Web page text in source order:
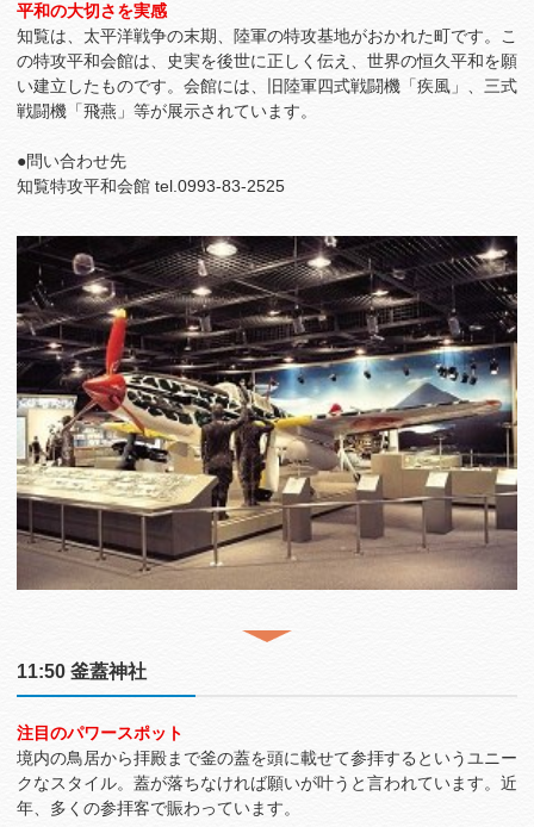
平和の大切さを実感
知覧は、太平洋戦争の末期、陸軍の特攻基地がおかれた町です。こ
の特攻平和会館は、史実を後世に正しく伝え、世界の恒久平和を願
い建立したものです。会館には、旧陸軍四式戦闘機「疾風」、三式
戦闘機「飛燕」等が展示されています。
●問い合わせ先
知覧特攻平和会館 tel.0993-83-2525
11:50 釜蓋神社
注目のパワースポット
境内の鳥居から拝殿まで釜の蓋を頭に載せて参拝するというユニー
クなスタイル。蓋が落ちなければ願いが叶うと言われています。近
年、多くの参拝客で賑わっています。